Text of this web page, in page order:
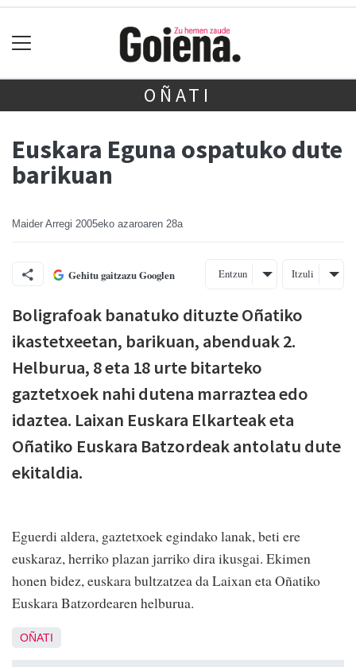
OÑATI
Euskara Eguna ospatuko dute
barikuan
Maider Arregi 2005eko azaroaren 28a
Gehitu gaitzazu Googlen Entzun Itzuli
Boligrafoak banatuko dituzte Oñatiko
ikastetxeetan, barikuan, abenduak 2.
Helburua, 8 eta 18 urte bitarteko
gaztetxoek nahi dutena marraztea edo
idaztea. Laixan Euskara Elkarteak eta
Oñatiko Euskara Batzordeak antolatu dute
ekitaldia.
Eguerdi aldera, gaztetxoek egindako lanak, beti ere
euskaraz, herriko plazan jarriko dira ikusgai. Ekimen
honen bidez, euskara bultzatzea da Laixan eta Oñatiko
Euskara Batzordearen helburua.
OÑATI